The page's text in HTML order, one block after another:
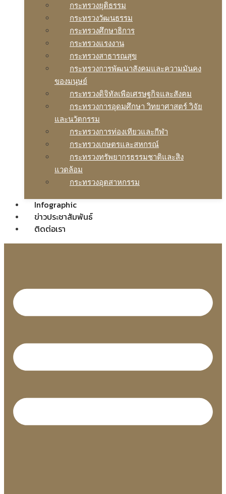
กระทรวงยุติธรรม
กระทรวงวัฒนธรรม
กระทรวงศึกษาธิการ
กระทรวงแรงงาน
กระทรวงสาธารณสุข
กระทรวงการพัฒนาสังคมและความมันคง
ของมนุษย์
กระทรวงดิจิทัลเพือเศรษฐกิจและสังคม
กระทรวงการอุดมศึกษา วิทยาศาสตร์ วิจัย
และนวัตกรรม
กระทรวงการท่องเทียวและกีฬา
กระทรวงเกษตรและสหกรณ์
กระทรวงทรัพยากรธรรมชาติและสิง
แวดล้อม
กระทรวงอุตสาหกรรม
Infographic
ข่าวประชาสัมพันธ์
ติดต่อเรา